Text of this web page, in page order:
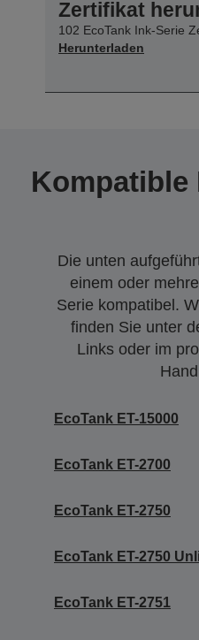
Zertifikat
102 EcoTank Ink-Serie
Herunterladen
Kompatible
Die unten
einem oder
Serie kompatibel.
finden Sie unter
Links oder im
EcoTank ET-15000
EcoTank ET-2700
EcoTank ET-2750
EcoTank ET-2750
EcoTank ET-2751